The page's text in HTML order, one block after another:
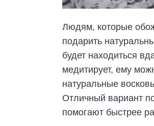
Людям, которые
подарить
будет находиться
медитирует, ему
натуральные
Отличный вариант
помогают быстрее